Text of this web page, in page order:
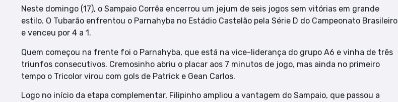
Neste domingo (17), o Sampaio Corrêa encerrou um jejum de seis jogos sem vitórias em grande
estilo. O Tubarão enfrentou o Parnahyba no Estádio Castelão pela Série D do Campeonato Brasileiro
e venceu por 4 a 1.
Quem começou na frente foi o Parnahyba, que está na vice-liderança do grupo A6 e vinha de três
triunfos consecutivos. Cremosinho abriu o placar aos 7 minutos de jogo, mas ainda no primeiro
tempo o Tricolor virou com gols de Patrick e Gean Carlos.
Logo no início da etapa complementar, Filipinho ampliou a vantagem do Sampaio, que passou a